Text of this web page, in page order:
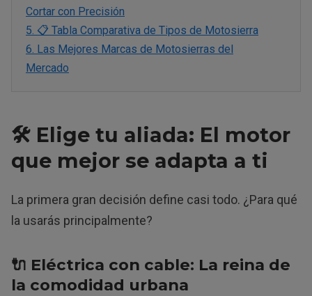
Cortar con Precisión
5. 📋 Tabla Comparativa de Tipos de Motosierra
6. Las Mejores Marcas de Motosierras del
Mercado
🛠️ Elige tu aliada: El motor
que mejor se adapta a ti
La primera gran decisión define casi todo. ¿Para qué
la usarás principalmente?
🔌 Eléctrica con cable: La reina de
la comodidad urbana